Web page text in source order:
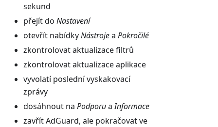
sekund
přejít do Nastavení
otevřít nabídkyNástrojea Pokročilé
zkontrolovat aktualizace filtrů
zkontrolovat aktualizace aplikace
vyvolatí poslední vyskakovací
zprávy
dosáhnout na PodporuaInformace
zavřít AdGuard, ale pokračovat ve